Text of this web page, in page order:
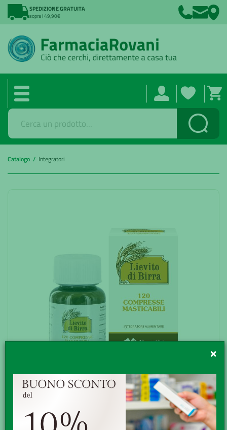
SPEDIZIONE GRATUITA
sopra i 49,90€
Cerca
Catalogo / Integratori
LIEVITO DI BIRRA 120CPR
×